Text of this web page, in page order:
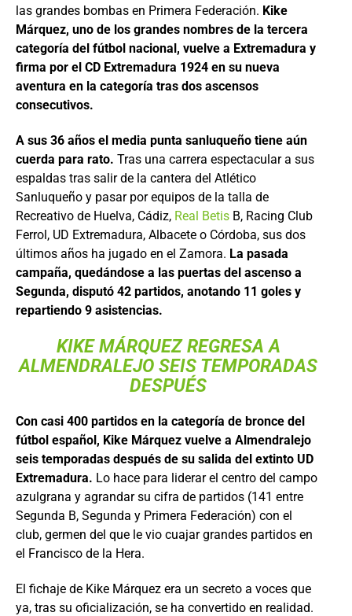
las grandes bombas en Primera Federación. Kike
Márquez, uno de los grandes nombres de la tercera
categoría del fútbol nacional, vuelve a Extremadura y
firma por el CD Extremadura 1924 en su nueva
aventura en la categoría tras dos ascensos
consecutivos.
A sus 36 años el media punta sanluqueño tiene aún
cuerda para rato. Tras una carrera espectacular a sus
espaldas tras salir de la cantera del Atlético
Sanluqueño y pasar por equipos de la talla de
Recreativo de Huelva, Cádiz, Real Betis B, Racing Club
Ferrol, UD Extremadura, Albacete o Córdoba, sus dos
últimos años ha jugado en el Zamora. La pasada
campaña, quedándose a las puertas del ascenso a
Segunda, disputó 42 partidos, anotando 11 goles y
repartiendo 9 asistencias.
KIKE MÁRQUEZ REGRESA A
ALMENDRALEJO SEIS TEMPORADAS
DESPUÉS
Con casi 400 partidos en la categoría de bronce del
fútbol español, Kike Márquez vuelve a Almendralejo
seis temporadas después de su salida del extinto UD
Extremadura. Lo hace para liderar el centro del campo
azulgrana y agrandar su cifra de partidos (141 entre
Segunda B, Segunda y Primera Federación) con el
club, germen del que le vio cuajar grandes partidos en
el Francisco de la Hera.
El fichaje de Kike Márquez era un secreto a voces que
ya, tras su oficialización, se ha convertido en realidad.